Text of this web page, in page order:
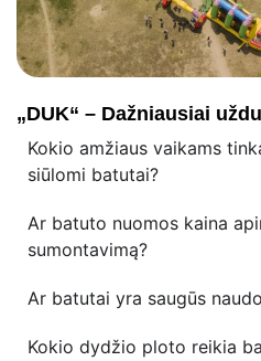
„DUK“ – Dažniausiai
Kokio amžiaus vaikams
siūlomi batutai?
Ar batuto nuomos kaina
sumontavimą?
Ar batutai yra saugūs
Kokio dydžio ploto reikia